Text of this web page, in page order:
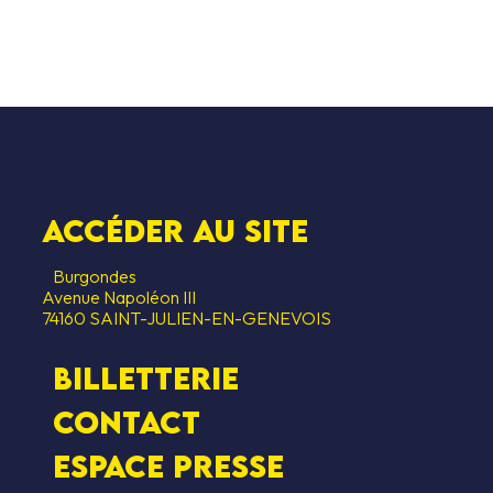
Accéder au SITE
Burgondes
Avenue Napoléon III
74160 SAINT-JULIEN-EN-GENEVOIS
Billetterie
Contact
Espace presse